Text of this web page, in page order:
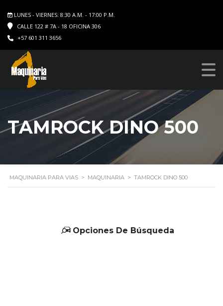
LUNES - VIERNES: 8:30 A.M. - 17:00 P.M.
CALLE 122 # 7A - 18 OFICINA 306
+57 601 311 3656
TAMROCK DINO 500
MAQUINARIA PARA VIAS > MAQUINARIA > TAMROCK DINO 500
Opciones De Búsqueda